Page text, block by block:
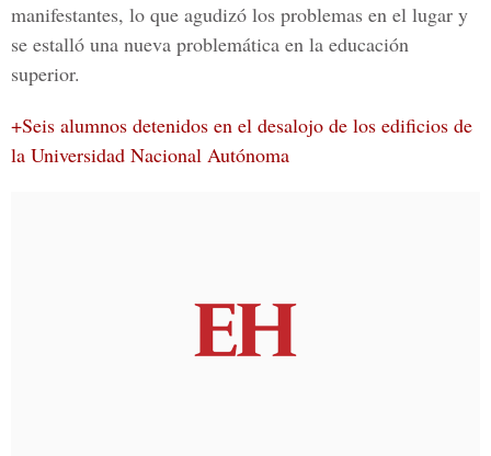
manifestantes, lo que agudizó los problemas en el lugar y
se estalló una nueva problemática en la educación
superior.
+Seis alumnos detenidos en el desalojo de los edificios de
la Universidad Nacional Autónoma